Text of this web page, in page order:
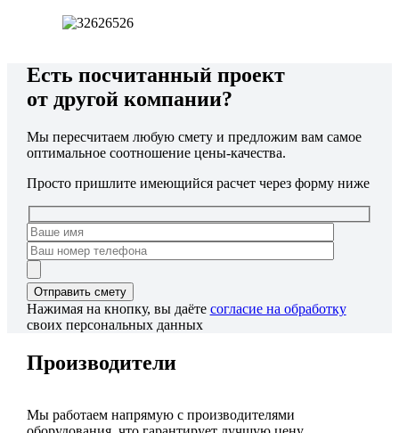
Есть посчитанный проект
от другой компании?
Мы пересчитаем любую смету и предложим вам самое
оптимальное соотношение цены-качества.
Просто пришлите имеющийся расчет через форму ниже
Нажимая на кнопку, вы даёте согласие на обработку
своих персональных данных
Производители
Мы работаем напрямую с производителями